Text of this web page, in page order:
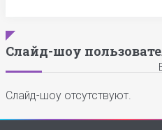
Слайд-шоу
Слайд-шоу отсутствуют.